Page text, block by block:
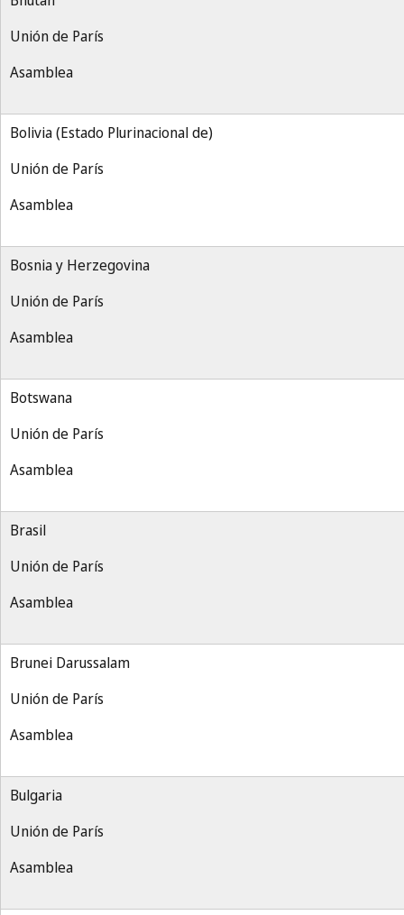
Unión de París
Asamblea
Bolivia (Estado Plurinacional de)
Unión de París
Asamblea
Bosnia y Herzegovina
Unión de París
Asamblea
Botswana
Unión de París
Asamblea
Brasil
Unión de París
Asamblea
Brunei Darussalam
Unión de París
Asamblea
Bulgaria
Unión de París
Asamblea